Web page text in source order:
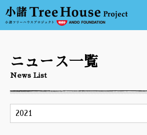
小諸ツリーハウスプロジェクトについて
ツリーハウスの紹介
小諸アートの発信基地
ニュース一覧
News List